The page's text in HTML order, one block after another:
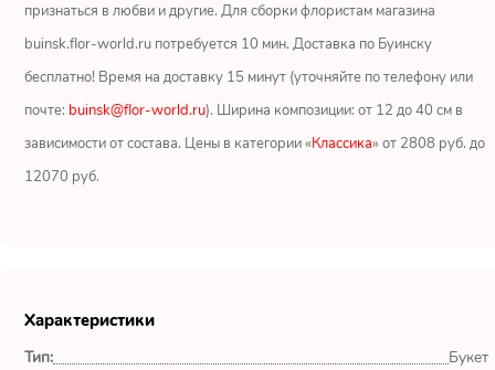
Альстромерии
Герберы
Показать еще
Тымовское,
признаться в любви и другие. Для сборки флористам магазина
buinsk.flor-world.ru потребуется 10 мин. Доставка по Буинску
бесплатно! Время на доставку 15 минут (уточняйте по телефону или
почте: buinsk@flor-world.ru). Ширина композиции: от 12 до 40 см в
зависимости от состава. Цены в категории «Классика» от 2808 руб. до
12070 руб.
Характеристики
Тип:
Букет